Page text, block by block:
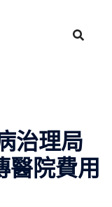
治理局
醫院費用